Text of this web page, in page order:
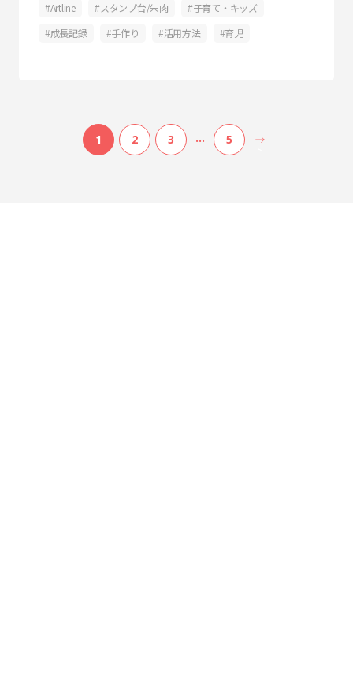
Artline スタンプ台/朱肉
子育て・キッズ
成長記録
手作り 活用方法 育児
1 2 3 … 5